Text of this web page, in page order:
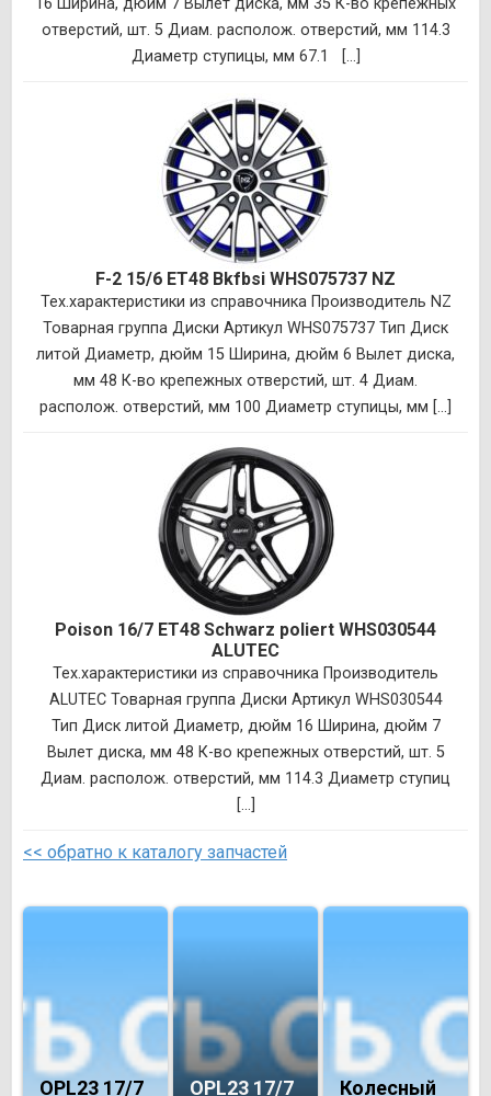
16 Ширина, дюйм 7 Вылет диска, мм 35 К-во крепежных
отверстий, шт. 5 Диам. располож. отверстий, мм 114.3
Диаметр ступицы, мм 67.1 [...]
F-2 15/6 ET48 Bkfbsi WHS075737 NZ
Тех.характеристики из справочника Производитель NZ
Товарная группа Диски Артикул WHS075737 Тип Диск
литой Диаметр, дюйм 15 Ширина, дюйм 6 Вылет диска,
мм 48 К-во крепежных отверстий, шт. 4 Диам.
располож. отверстий, мм 100 Диаметр ступицы, мм [...]
Poison 16/7 ET48 Schwarz poliert WHS030544
ALUTEC
Тех.характеристики из справочника Производитель
ALUTEC Товарная группа Диски Артикул WHS030544
Тип Диск литой Диаметр, дюйм 16 Ширина, дюйм 7
Вылет диска, мм 48 К-во крепежных отверстий, шт. 5
Диам. располож. отверстий, мм 114.3 Диаметр ступиц
[...]
<< обратно к каталогу запчастей
OPL23 17/7
OPL23 17/7
Колесный